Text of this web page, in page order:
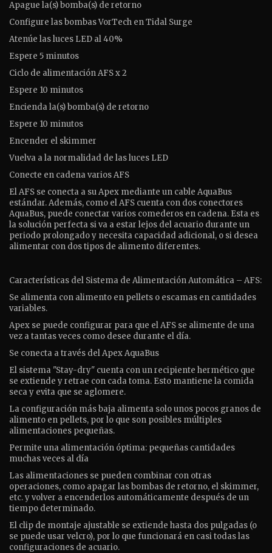
Apague la(s) bomba(s) de retorno
Configure las bombas VorTech en Tidal Surge
Atenúe las luces LED al 40%
Espere 5 minutos
Ciclo de alimentación AFS x 2
Espere 10 minutos
Encienda la(s) bomba(s) de retorno
Espere 10 minutos
Encender el skimmer
Vuelva a la normalidad de las luces LED
Conecte en cadena varios AFS
El AFS se conecta a su Apex mediante un cable AquaBus
estándar. Además, como el AFS cuenta con dos conectores
AquaBus, puede conectar varios comederos en cadena. Esta es
la solución perfecta si va a estar lejos del acuario durante un
periodo prolongado y necesita capacidad adicional, o si desea
alimentar con dos tipos de alimento diferentes.
Características del Sistema de Alimentación Automática – AFS:
Se alimenta con alimento en pellets o escamas en cantidades
variables.
Apex se puede configurar para que el AFS se alimente de una
vez a tantas veces como desee durante el día.
Se conecta a través del Apex AquaBus
El sistema "Stay-dry" cuenta con un recipiente hermético que
se extiende y retrae con cada toma. Esto mantiene la comida
seca y evita que se aglomere.
La configuración más baja alimenta solo unos pocos granos de
alimento en pellets, por lo que son posibles múltiples
alimentaciones pequeñas.
Permite una alimentación óptima: pequeñas cantidades
muchas veces al día
Las alimentaciones se pueden combinar con otras
operaciones, como apagar las bombas de retorno, el skimmer,
etc. y volver a encenderlos automáticamente después de un
tiempo determinado.
El clip de montaje ajustable se extiende hasta dos pulgadas (o
se puede usar velcro), por lo que funcionará en casi todas las
configuraciones de acuario.